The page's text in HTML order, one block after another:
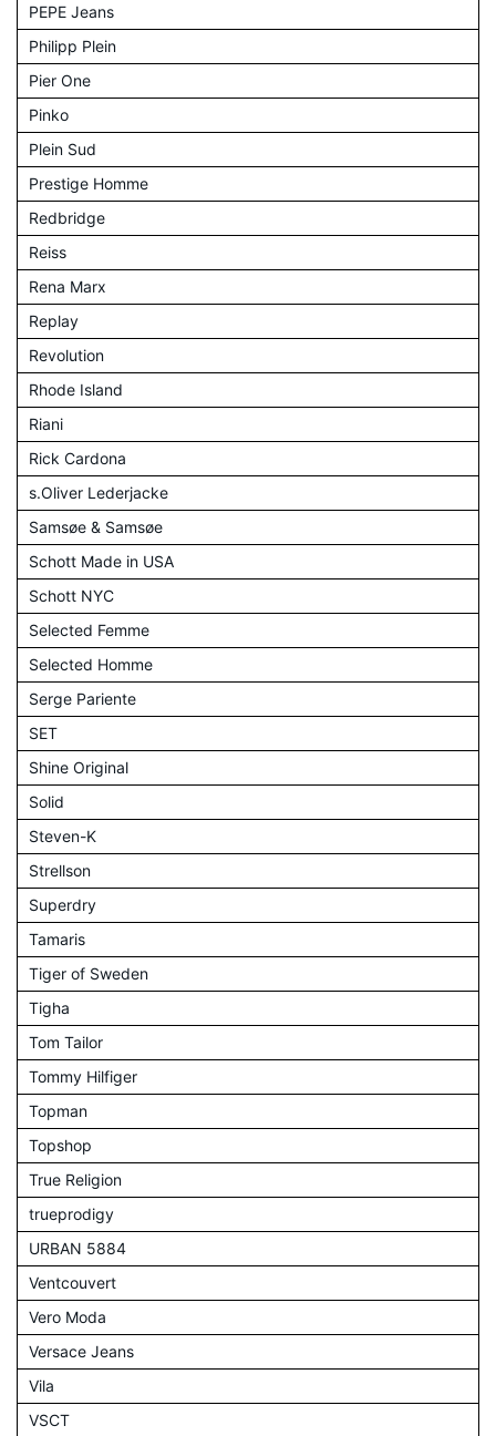
PEPE Jeans
Philipp Plein
Pier One
Pinko
Plein Sud
Prestige Homme
Redbridge
Reiss
Rena Marx
Replay
Revolution
Rhode Island
Riani
Rick Cardona
s.Oliver Lederjacke
Samsøe & Samsøe
Schott Made in USA
Schott NYC
Selected Femme
Selected Homme
Serge Pariente
SET
Shine Original
Solid
Steven-K
Strellson
Superdry
Tamaris
Tiger of Sweden
Tigha
Tom Tailor
Tommy Hilfiger
Topman
Topshop
True Religion
trueprodigy
URBAN 5884
Ventcouvert
Vero Moda
Versace Jeans
Vila
VSCT